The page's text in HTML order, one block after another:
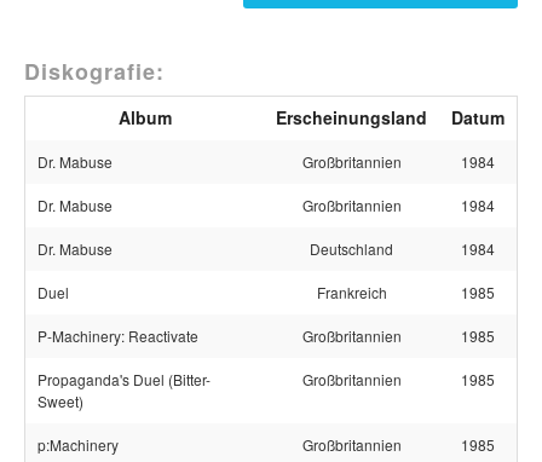
Diskografie:
Album Erscheinungsland Datum
Dr. Mabuse Großbritannien 1984
Dr. Mabuse Großbritannien 1984
Dr. Mabuse Deutschland 1984
Duel Frankreich 1985
P-Machinery: Reactivate Großbritannien 1985
Propaganda's Duel (Bitter-
Sweet)
Großbritannien 1985
p:Machinery Großbritannien 1985